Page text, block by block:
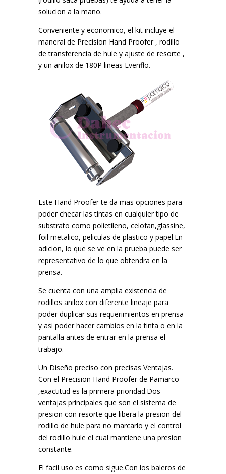
solucion a la mano.
Conveniente y economico, el kit incluye el
maneral de Precision Hand Proofer , rodillo
de transferencia de hule y ajuste de resorte ,
y un anilox de 180P lineas Evenflo.
Este Hand Proofer te da mas opciones para
poder checar las tintas en cualquier tipo de
substrato como polietileno, celofan,glassine,
foil metalico, peliculas de plastico y papel.En
adicion, lo que se ve en la prueba puede ser
representativo de lo que obtendra en la
prensa.
Se cuenta con una amplia existencia de
rodillos anilox con diferente lineaje para
poder duplicar sus requerimientos en prensa
y asi poder hacer cambios en la tinta o en la
pantalla antes de entrar en la prensa el
trabajo.
Un Diseño preciso con precisas Ventajas.
Con el Precision Hand Proofer de Pamarco
,exactitud es la primera prioridad.Dos
ventajas principales que son el sistema de
presion con resorte que libera la presion del
rodillo de hule para no marcarlo y el control
del rodillo hule el cual mantiene una presion
constante.
El facil uso es como sigue.Con los baleros de